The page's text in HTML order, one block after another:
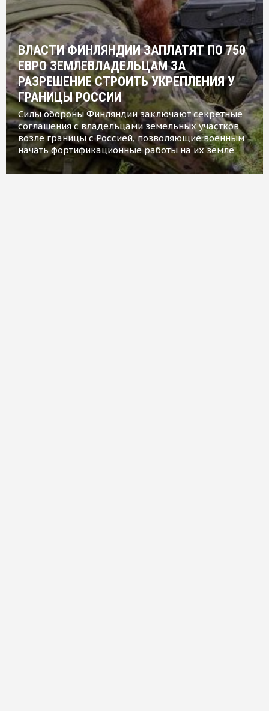
ВЛАСТИ ФИНЛЯНДИИ ЗАПЛАТЯТ ПО 750
ЕВРО ЗЕМЛЕВЛАДЕЛЬЦАМ ЗА
РАЗРЕШЕНИЕ СТРОИТЬ УКРЕПЛЕНИЯ У
ГРАНИЦЫ РОССИИ
Силы обороны Финляндии заключают секретные
соглашения с владельцами земельных участков
возле границы с Россией, позволяющие военным
начать фортификационные работы на их земле